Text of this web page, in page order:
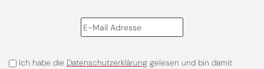
Ich habe die Datenschutzerklärunggelesen und bin damit